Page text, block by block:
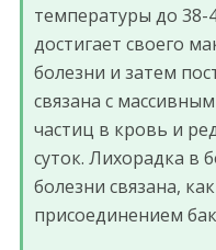
температуры до 38-
достигает своего
болезни и затем
связана с
частиц в кровь и
суток. Лихорадка в
болезни связана,
присоединением